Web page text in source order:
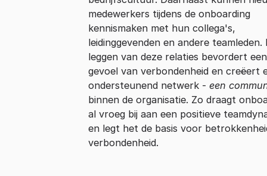
medewerkers tijdens de onboarding
kennismaken met hun collega's,
leidinggevenden en andere teamleden.
leggen van deze relaties bevordert een
gevoel van verbondenheid en creëert
ondersteunend netwerk - een
binnen de organisatie. Zo draagt
al vroeg bij aan een positieve
en legt het de basis voor
verbondenheid.